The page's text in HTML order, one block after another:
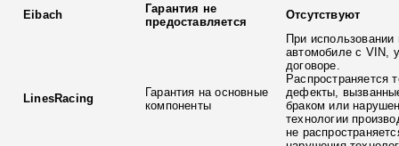
Eibach
Гарантия не
предоставляется
Отсутствуют
LinesRacing
Гарантия на основные
компоненты
При использовании
автомобиле с VIN,
договоре.
Распространяется
дефекты,
браком или
технологии
не